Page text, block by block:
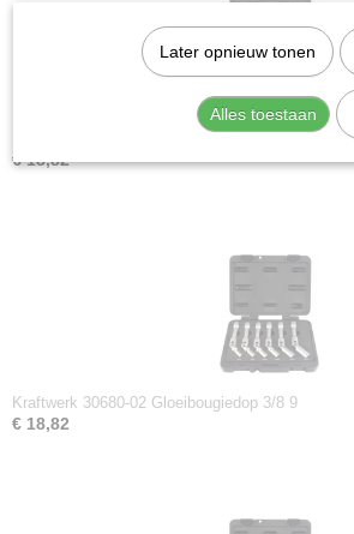
€ 18,82
Kraftwerk 30680-02 Gloeibougiedop 3/8 9
€ 18,82
Later opnieuw tonen
Alles toestaan